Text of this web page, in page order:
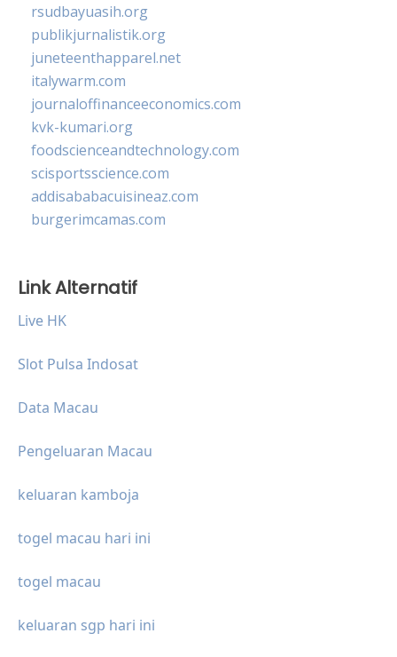
rsudbayuasih.org
publikjurnalistik.org
juneteenthapparel.net
italywarm.com
journaloffinanceeconomics.com
kvk-kumari.org
foodscienceandtechnology.com
scisportsscience.com
addisababacuisineaz.com
burgerimcamas.com
Link Alternatif
Live HK
Slot Pulsa Indosat
Data Macau
Pengeluaran Macau
keluaran kamboja
togel macau hari ini
togel macau
keluaran sgp hari ini